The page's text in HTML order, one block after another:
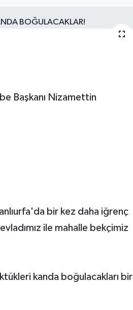
Başkanı Nizamettin
bir kez daha iğrenç
ile mahalle bekçimiz
kanda boğulacakları bir